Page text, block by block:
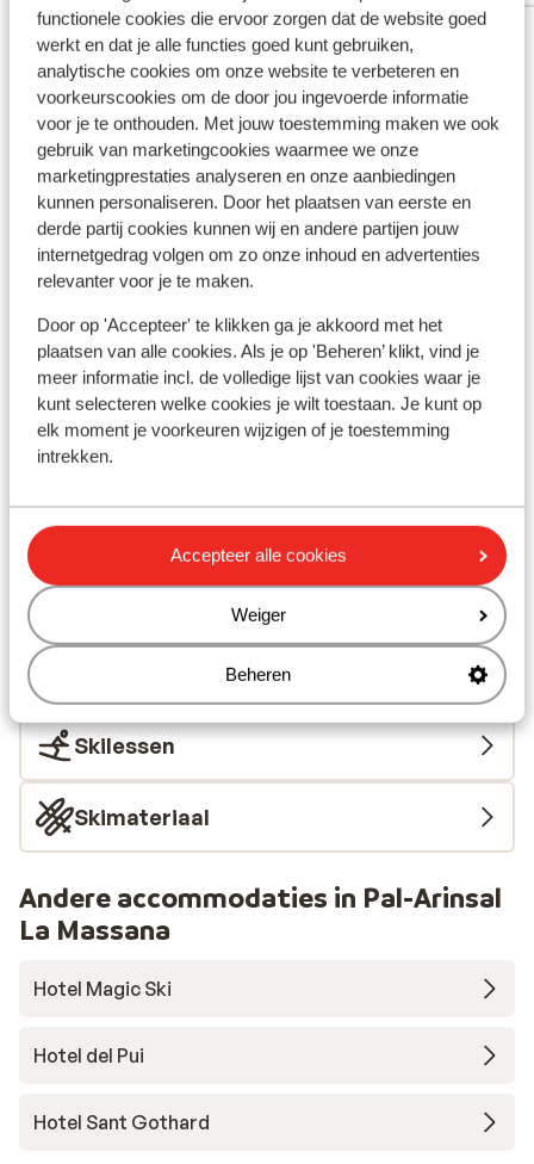
functionele cookies die ervoor zorgen dat de website goed
werkt en dat je alle functies goed kunt gebruiken,
analytische cookies om onze website te verbeteren en
voorkeurscookies om de door jou ingevoerde informatie
voor je te onthouden. Met jouw toestemming maken we ook
gebruik van marketingcookies waarmee we onze
marketingprestaties analyseren en onze aanbiedingen
kunnen personaliseren. Door het plaatsen van eerste en
derde partij cookies kunnen wij en andere partijen jouw
internetgedrag volgen om zo onze inhoud en advertenties
relevanter voor je te maken.
Door op 'Accepteer' te klikken ga je akkoord met het
plaatsen van alle cookies. Als je op 'Beheren’ klikt, vind je
meer informatie incl. de volledige lijst van cookies waar je
kunt selecteren welke cookies je wilt toestaan. Je kunt op
elk moment je voorkeuren wijzigen of je toestemming
intrekken.
Accepteer alle cookies
Weiger
Beheren
Bekijk alle 21 ervaringen
Ligging
Bekijk op kaart
Afstanden
In het centrum
Luchthaven bcn: 220 km
Bushalte: 100 m
Pinautomaat: 100 m
(Mini)supermarkt: 150 m
Restaurant: 50 m
Skipas, -les en verhuur
Skilessen
Skimateriaal
Andere accommodaties in Pal-Arinsal
La Massana
Hotel Magic Ski
Hotel del Pui
Hotel Sant Gothard